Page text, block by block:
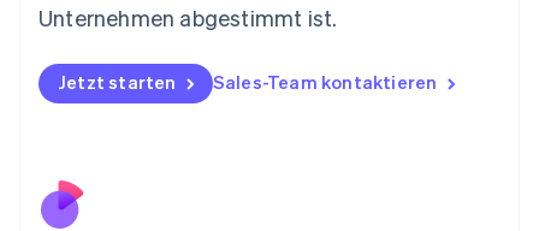
Unternehmen abgestimmt ist.
Jetzt starten Sales-Team kontaktieren
NederlandsEnglish
English
Österreich
Portugal
Português